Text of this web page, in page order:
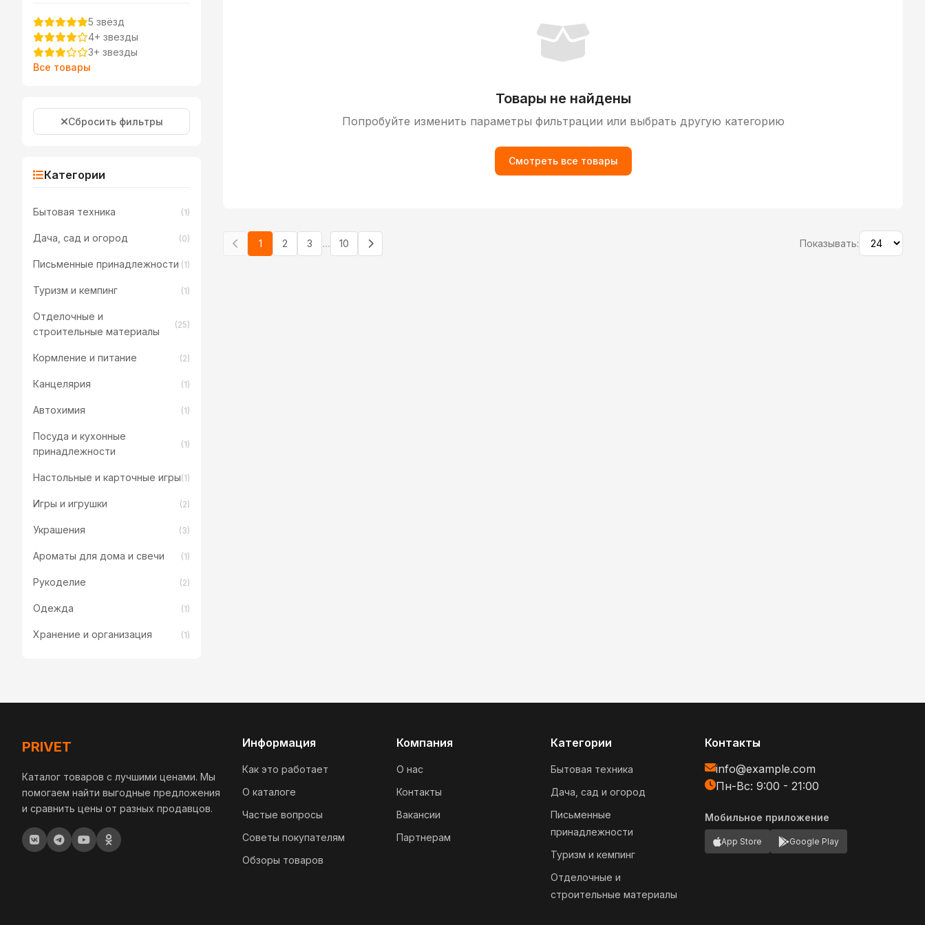
5 звёзд
4+ звезды
3+ звезды
Все товары
Сбросить фильтры
Категории
Бытовая техника (1)
Дача, сад и огород (0)
Письменные принадлежности (1)
Туризм и кемпинг (1)
Отделочные и
строительные материалы
(25)
Кормление и питание (2)
Канцелярия (1)
Автохимия (1)
Посуда и кухонные
принадлежности
(1)
Настольные и карточные игры(1)
Игры и игрушки (2)
Украшения (3)
Ароматы для дома и свечи (1)
Рукоделие (2)
Одежда (1)
Хранение и организация (1)
Товары не найдены
Попробуйте изменить параметры фильтрации или выбрать другую категорию
Смотреть все товары
1 2 3 ... 10 Показывать:
PRIVET
Каталог товаров с лучшими ценами. Мы
помогаем найти выгодные предложения
и сравнить цены от разных продавцов.
Информация
Как это работает
О каталоге
Частые вопросы
Советы покупателям
Обзоры товаров
Компания
О нас
Контакты
Вакансии
Партнерам
Категории
Бытовая техника
Дача, сад и огород
Письменные
принадлежности
Туризм и кемпинг
Отделочные и
строительные материалы
Контакты
info@example.com
Пн-Вс: 9:00 - 21:00
Мобильное приложение
App Store Google Play